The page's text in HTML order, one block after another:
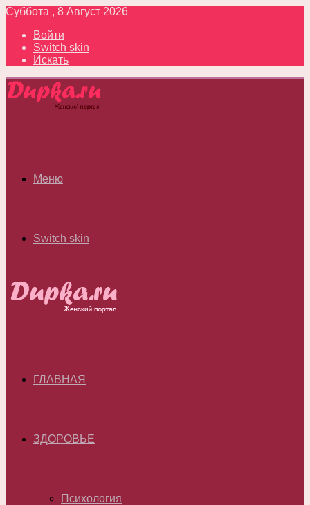
Суббота , 8 Август 2026
Войти
Switch skin
Искать
Меню
Switch skin
ГЛАВНАЯ
ЗДОРОВЬЕ
Психология